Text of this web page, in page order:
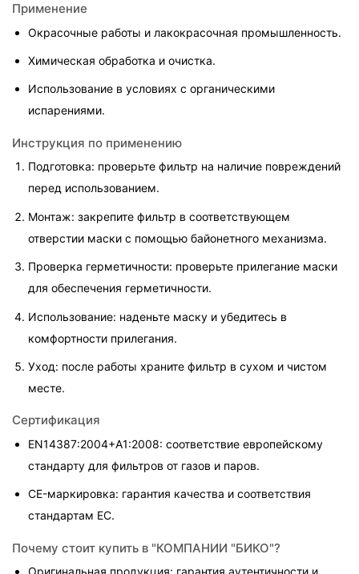
Применение
Окрасочные работы и лакокрасочная промышленность.
Химическая обработка и очистка.
Использование в условиях с органическими
испарениями.
Инструкция по применению
Подготовка: проверьте фильтр на наличие повреждений
перед использованием.
Монтаж: закрепите фильтр в соответствующем
отверстии маски с помощью байонетного механизма.
Проверка герметичности: проверьте прилегание маски
для обеспечения герметичности.
Использование: наденьте маску и убедитесь в
комфортности прилегания.
Уход: после работы храните фильтр в сухом и чистом
месте.
Сертификация
EN14387:2004+A1:2008: соответствие европейскому
стандарту для фильтров от газов и паров.
CE-маркировка: гарантия качества и соответствия
стандартам ЕС.
Почему стоит купить в "КОМПАНИИ "БИКО"?